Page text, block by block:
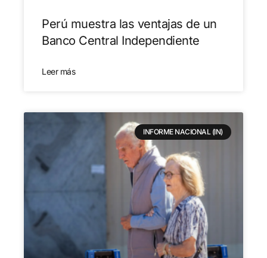
Perú muestra las ventajas de un
Banco Central Independiente
Leer más
INFORME NACIONAL (IN)